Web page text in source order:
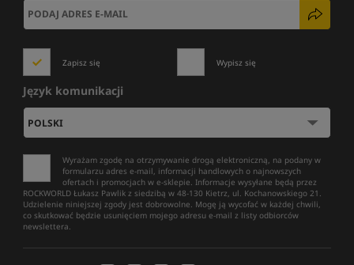
Zapisz się Wypisz się
Język komunikacji
Wyrażam zgodę na otrzymywanie drogą elektroniczną, na podany w
formularzu adres e-mail, informacji handlowych o najnowszych
ofertach i promocjach w e-sklepie. Informacje wysyłane będą przez
ROCKWORLD Łukasz Pawlik z siedzibą w 48-130 Kietrz, ul. Kochanowskiego 21.
Udzielenie niniejszej zgody jest dobrowolne. Mogę ją wycofać w każdej chwili,
co skutkować będzie usunięciem mojego adresu e-mail z listy odbiorców
newslettera.